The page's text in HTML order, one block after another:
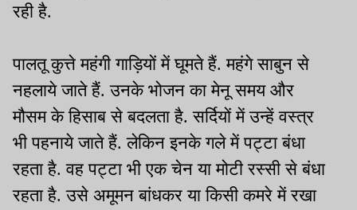
रही है.
पालतू कुत्ते महंगी गाड़ियों में घूमते हैं. महंगे साबुन से
नहलाये जाते हैं. उनके भोजन का मेनू समय और
मौसम के हिसाब से बदलता है. सर्दियों में उन्हें वस्त्र
भी पहनाये जाते हैं. लेकिन इनके गले में पट्टा बंधा
रहता है. वह पट्टा भी एक चेन या मोटी रस्सी से बंधा
रहता है. उसे अमूमन बांधकर या किसी कमरे में रखा